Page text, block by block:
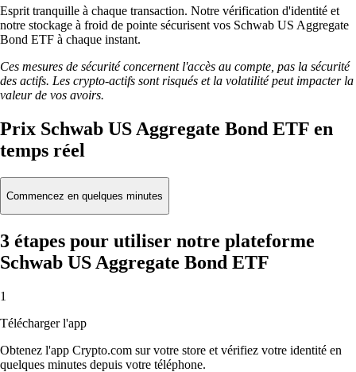
Esprit tranquille à chaque transaction. Notre vérification d'identité et
notre stockage à froid de pointe sécurisent vos Schwab US Aggregate
Bond ETF à chaque instant.
Ces mesures de sécurité concernent l'accès au compte, pas la sécurité
des actifs. Les crypto-actifs sont risqués et la volatilité peut impacter la
valeur de vos avoirs.
Prix Schwab US Aggregate Bond ETF en
temps réel
Commencez en quelques minutes
3 étapes pour utiliser notre plateforme
Schwab US Aggregate Bond ETF
1
Télécharger l'app
Obtenez l'app Crypto.com sur votre store et vérifiez votre identité en
quelques minutes depuis votre téléphone.